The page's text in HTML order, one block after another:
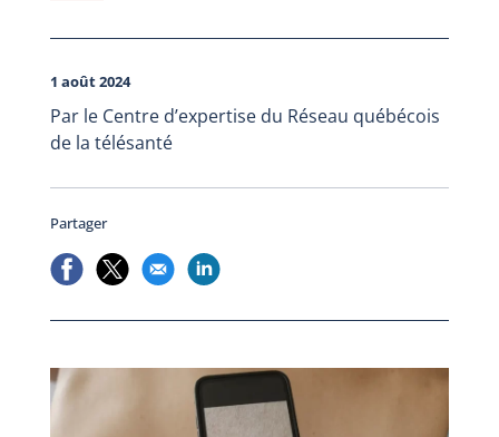
1 août 2024
Par le Centre d’expertise du Réseau québécois
de la télésanté
Partager